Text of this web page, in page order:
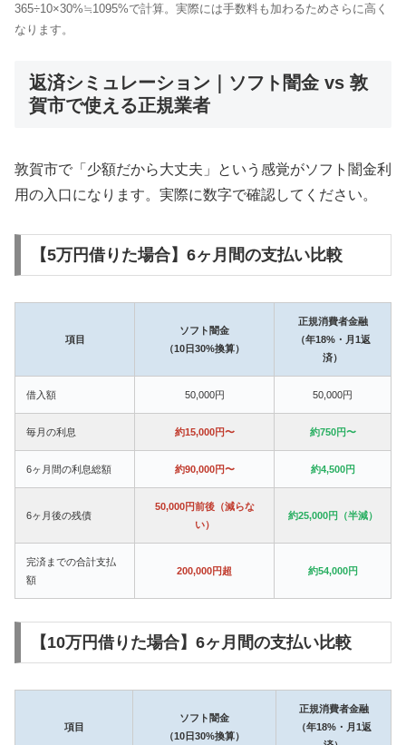
365÷10×30%≒1095%で計算。実際には手数料も加わるためさらに高く
なります。
返済シミュレーション｜ソフト闇金 vs 敦
賀市で使える正規業者
敦賀市で「少額だから大丈夫」という感覚がソフト闇金利
用の入口になります。実際に数字で確認してください。
【5万円借りた場合】6ヶ月間の支払い比較
項目
ソフト闇金
（10日30%換算）
正規消費者金融
（年18%・月1返
済）
借入額 50,000円 50,000円
毎月の利息 約15,000円〜 約750円〜
6ヶ月間の利息総額 約90,000円〜 約4,500円
6ヶ月後の残債
50,000円前後（減らな
い）
約25,000円（半減）
完済までの合計支払
額
200,000円超 約54,000円
【10万円借りた場合】6ヶ月間の支払い比較
項目
ソフト闇金
（10日30%換算）
正規消費者金融
（年18%・月1返